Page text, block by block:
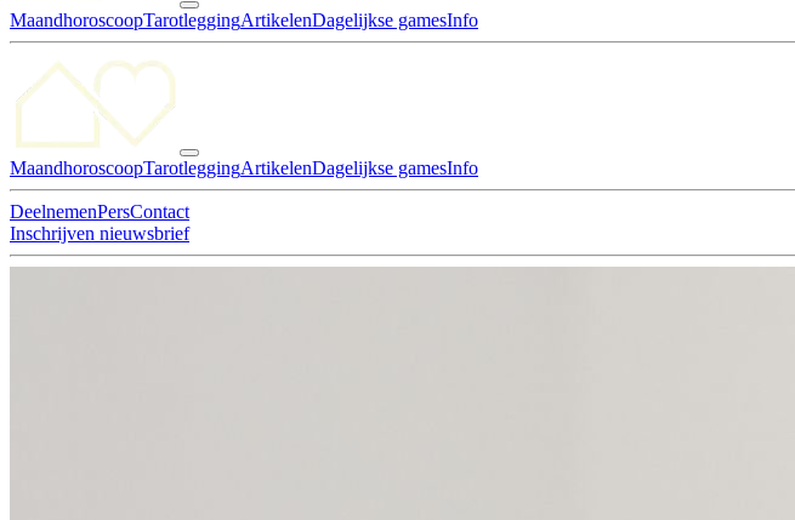
MaandhoroscoopTarotleggingArtikelenDagelijkse gamesInfo
MaandhoroscoopTarotleggingArtikelenDagelijkse gamesInfo
DeelnemenPersContact
Inschrijven nieuwsbrief